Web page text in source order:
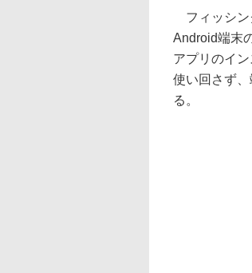
フィッシン
Android端末
アプリのイ
使い回さず
る。